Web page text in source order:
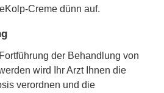
Creme dünn auf.
der Behandlung von
wird Ihr Arzt Ihnen die
verordnen und die